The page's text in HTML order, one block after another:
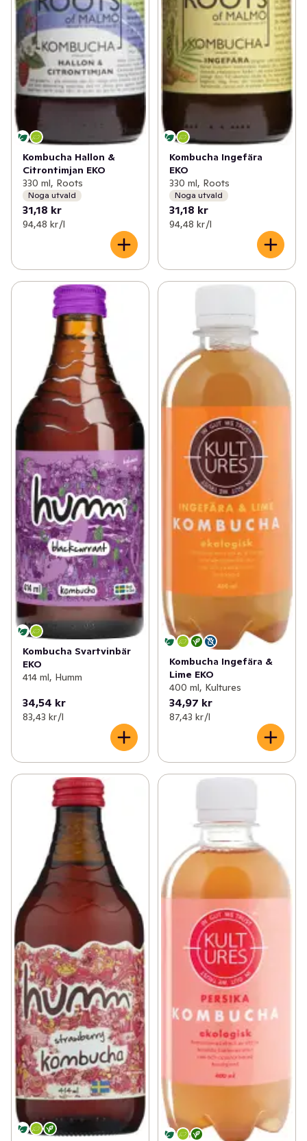
Kombucha Hallon &
Citrontimjan EKO
330 ml, Roots
Noga utvald
31,18 kr
94,48 kr /l
Kombucha Ingefära
EKO
330 ml, Roots
Noga utvald
31,18 kr
94,48 kr /l
Kombucha Svartvinbär
EKO
414 ml, Humm
34,54 kr
83,43 kr /l
Kombucha Ingefära &
Lime EKO
400 ml, Kultures
34,97 kr
87,43 kr /l